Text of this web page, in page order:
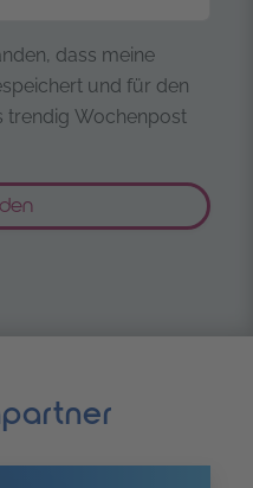
dass meine
und für den
trendig Wochenpost